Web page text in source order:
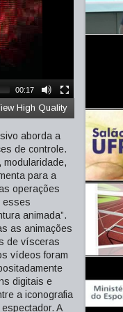
00:17
High Quality
aborda a
de controle.
para a
operações
esses
animada”.
as animações
de vísceras
vídeos foram
digitais e
a iconografia
A